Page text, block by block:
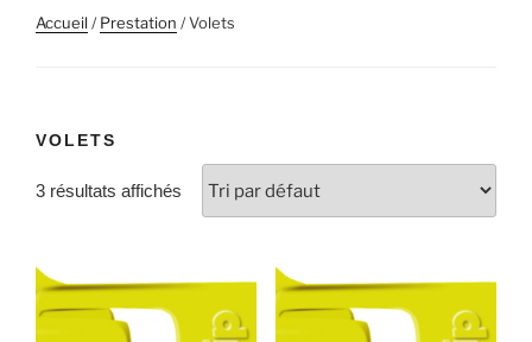
Accueil/Prestation / Volets
VOLETS
3 résultats affichés